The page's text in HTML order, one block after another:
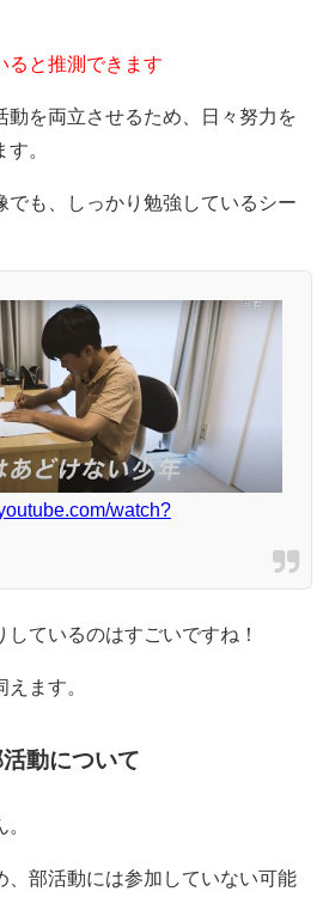
ると推測できます
動を両立させるため、日々努力を
。
でも、しっかり勉強しているシー
watch?
ているのはすごいですね！
ます。
動について
、部活動には参加していない可能